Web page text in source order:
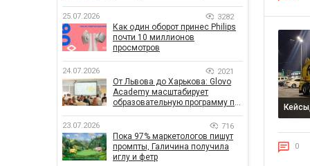
0
25.07.2026 3282
Как один оборот принес Philips
почти 10 миллионов
просмотров
24.07.2026 2021
От Львова до Харькова: Glovo
Academy масштабирует
образовательную программу по
23.07.2026 716
Пока 97% маркетологов пишут
промпты, Галичина получила
иглу и фетр